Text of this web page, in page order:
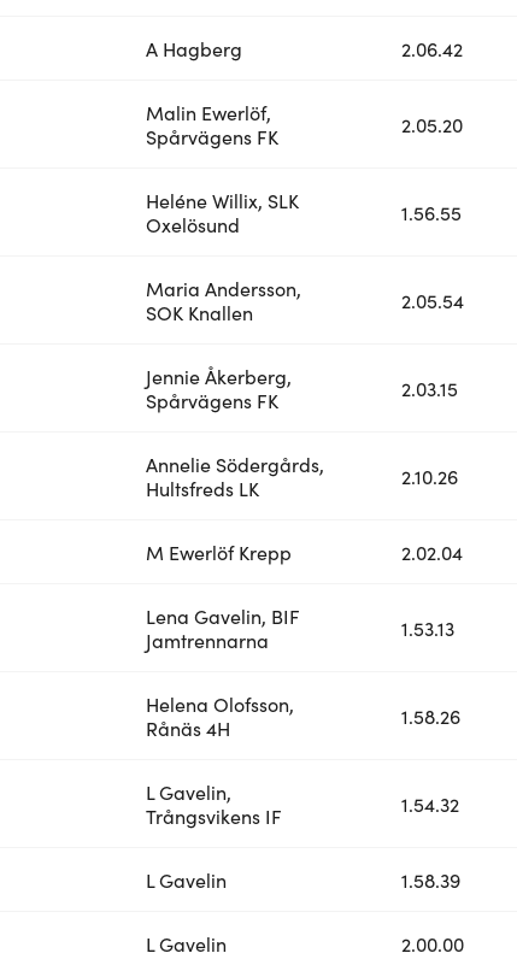
A Hagberg 2.06.42
Malin Ewerlöf,
Spårvägens FK
2.05.20
Heléne Willix, SLK
Oxelösund
1.56.55
Maria Andersson,
SOK Knallen
2.05.54
Jennie Åkerberg,
Spårvägens FK
2.03.15
Annelie Södergårds,
Hultsfreds LK
2.10.26
M Ewerlöf Krepp 2.02.04
Lena Gavelin, BIF
Jamtrennarna
1.53.13
Helena Olofsson,
Rånäs 4H
1.58.26
L Gavelin,
Trångsvikens IF
1.54.32
L Gavelin 1.58.39
L Gavelin 2.00.00